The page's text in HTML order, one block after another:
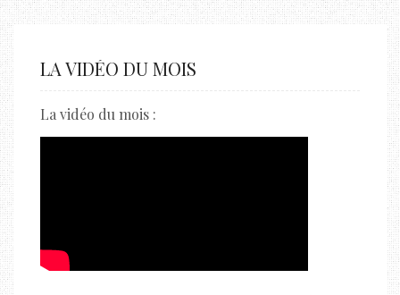
LA VIDÉO DU MOIS
La vidéo du mois :